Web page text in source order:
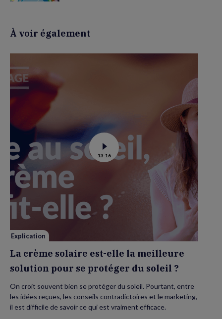
À voir également
Voir
la
vidéo
est-
elle
la
meilleure
solution
protéger
soleil
13:16
Explication
La crème solaire est-elle la meilleure
solution pour se protéger du soleil ?
On croit souvent bien se protéger du soleil. Pourtant, entre
les idées reçues, les conseils contradictoires et le marketing,
il est difficile de savoir ce qui est vraiment efficace.